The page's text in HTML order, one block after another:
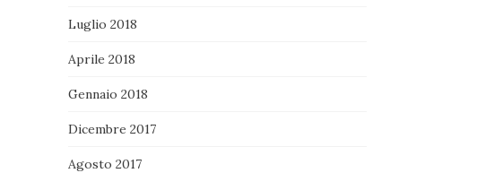
Luglio 2018
Aprile 2018
Gennaio 2018
Dicembre 2017
Agosto 2017